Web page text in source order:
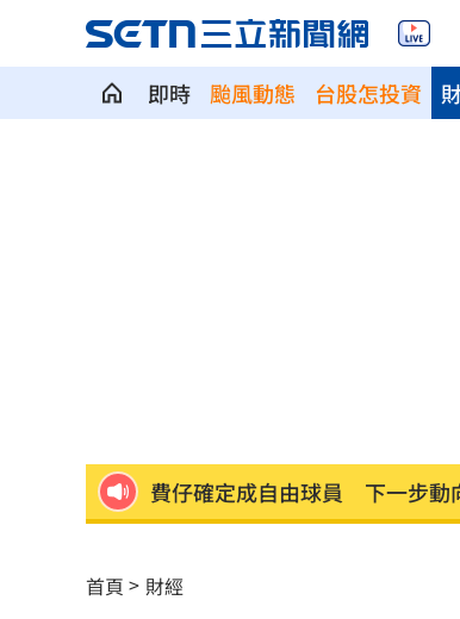
即時 颱風動態 台股怎投資
費仔確定成自由球員 下一步動
美制裁杜拜加密幣交所！控助伊
首頁 財經